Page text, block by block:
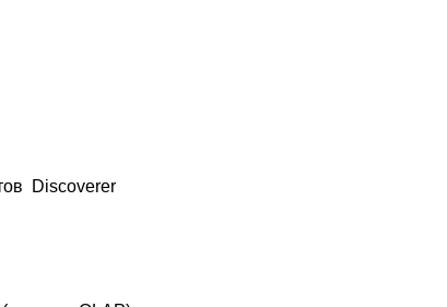
Discoverer